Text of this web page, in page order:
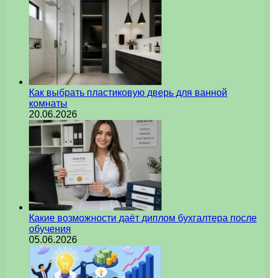
Как выбрать пластиковую дверь для ванной
комнаты
20.06.2026
Какие возможности даёт диплом бухгалтера после
обучения
05.06.2026